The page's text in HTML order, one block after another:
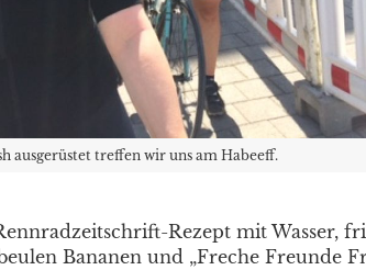
ausgerüstet treffen wir uns am Habeeff.
Rezept mit Wasser,
Bananen und „Freche Freunde